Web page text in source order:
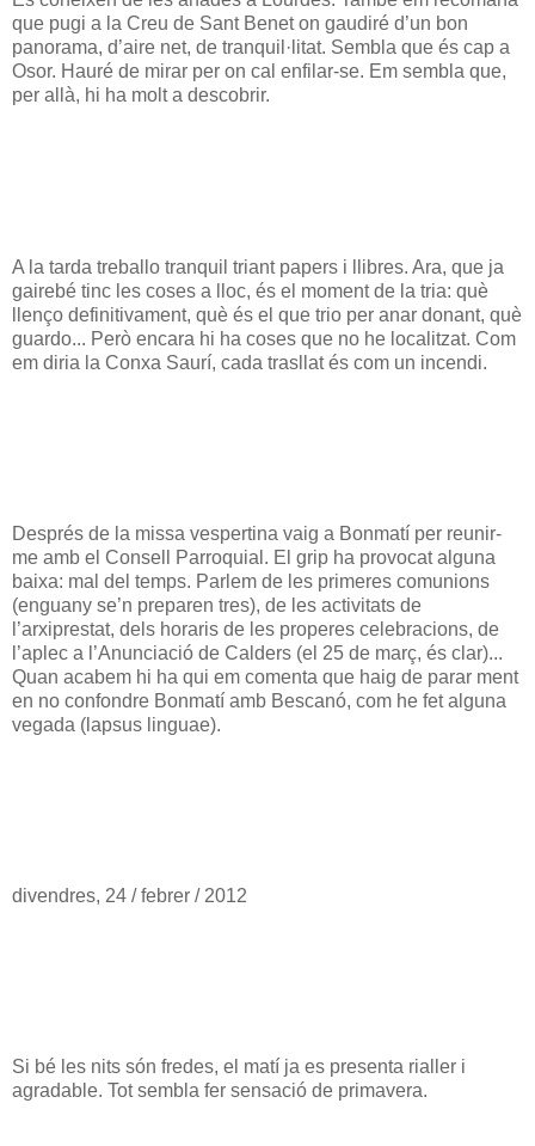
que pugi a la Creu de Sant Benet on gaudiré d’un bon
panorama, d’aire net, de tranquil·litat. Sembla que és cap a
Osor. Hauré de mirar per on cal enfilar-se. Em sembla que,
per allà, hi ha molt a descobrir.
A la tarda treballo tranquil triant papers i llibres. Ara, que ja
gairebé tinc les coses a lloc, és el moment de la tria: què
llenço definitivament, què és el que trio per anar donant, què
guardo... Però encara hi ha coses que no he localitzat. Com
em diria la Conxa Saurí, cada trasllat és com un incendi.
Després de la missa vespertina vaig a Bonmatí per reunir-
me amb el Consell Parroquial. El grip ha provocat alguna
baixa: mal del temps. Parlem de les primeres comunions
(enguany se’n preparen tres), de les activitats de
l’arxiprestat, dels horaris de les properes celebracions, de
l’aplec a l’Anunciació de Calders (el 25 de març, és clar)...
Quan acabem hi ha qui em comenta que haig de parar ment
en no confondre Bonmatí amb Bescanó, com he fet alguna
vegada (lapsus linguae).
divendres, 24 / febrer / 2012
Si bé les nits són fredes, el matí ja es presenta rialler i
agradable. Tot sembla fer sensació de primavera.